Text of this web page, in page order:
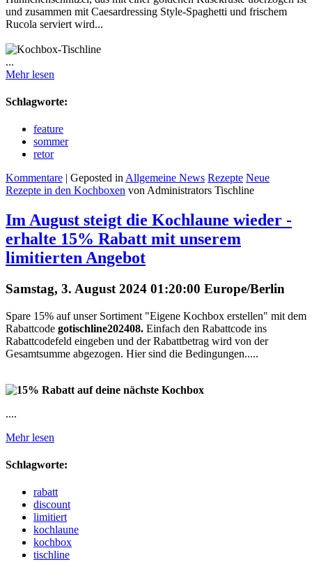
und zusammen mit Caesardressing Style-Spaghetti und frischem
Rucola serviert wird...
...
Mehr lesen
Schlagworte:
feature
sommer
retor
Kommentare | Geposted in Allgemeine News Rezepte Neue
Rezepte in den Kochboxen von Administrators Tischline
Im August steigt die Kochlaune wieder -
erhalte 15% Rabatt mit unserem
limitierten Angebot
Samstag, 3. August 2024 01:20:00 Europe/Berlin
Spare 15% auf unser Sortiment "Eigene Kochbox erstellen" mit dem
Rabattcode gotischline202408. Einfach den Rabattcode ins
Rabattcodefeld eingeben und der Rabattbetrag wird von der
Gesamtsumme abgezogen. Hier sind die Bedingungen.....
....
Mehr lesen
Schlagworte:
rabatt
discount
limitiert
kochlaune
kochbox
tischline